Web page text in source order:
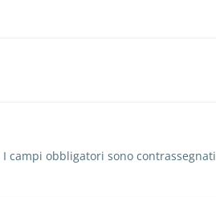
I campi obbligatori sono contrassegnati